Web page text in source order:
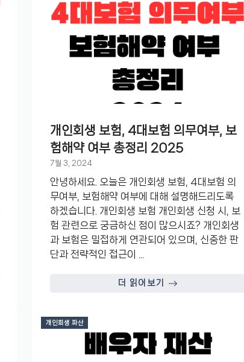
개인회생 보험, 4대보험 의무여부, 보
험해약 여부 총정리 2025
7월 3, 2024
안녕하세요. 오늘은 개인회생 보험, 4대보험 의
무여부, 보험해약 여부에 대해 설명해드리도록
하겠습니다. 개인회생 보험 개인회생 신청 시, 보
험 관련으로 궁금하신 점이 많으시죠? 개인회생
과 보험은 밀접하게 연관되어 있으며, 신중한 판
단과 전략적인 접근이 ...
더 읽어보기
개인회생 파산